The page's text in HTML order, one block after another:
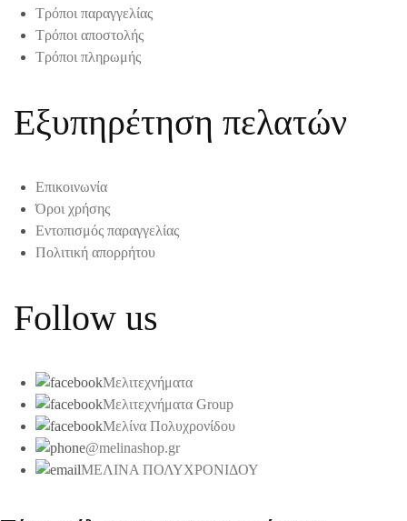
Τρόποι παραγγελίας
Τρόποι αποστολής
Τρόποι πληρωμής
Εξυπηρέτηση πελατών
Επικοινωνία
Όροι χρήσης
Εντοπισμός παραγγελίας
Πολιτική απορρήτου
Follow us
Μελιτεχνήματα
Μελιτεχνήματα Group
Μελίνα Πολυχρονίδου
@melinashop.gr
ΜΕΛΙΝΑ ΠΟΛΥΧΡΟΝΙΔΟΥ